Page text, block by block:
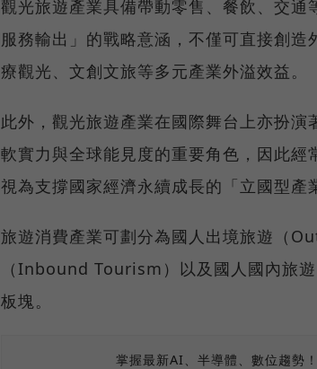
觀光旅遊產業具備帶動零售、餐飲、交
服務輸出」的戰略意涵，不僅可直接創
療觀光、文創文旅等多元產業外溢效益。
此外，觀光旅遊產業在國際舞台上亦扮
軟實力與全球能見度的重要角色，因此
視為支撐國家經濟永續成長的「立國型產
旅遊消費產業可劃分為國人出境旅遊（
（Inbound Tourism）以及國人國內旅
板塊。
掌握最新AI、半導體、數位趨勢